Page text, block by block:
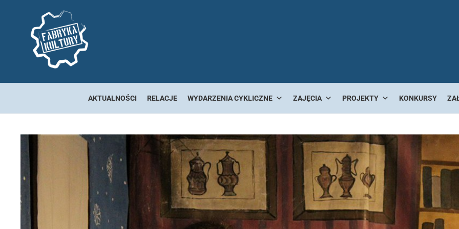
AKTUALNOŚCI RELACJE WYDARZENIA CYKLICZNE ZAJĘCIA PROJEKTY KONKURSY